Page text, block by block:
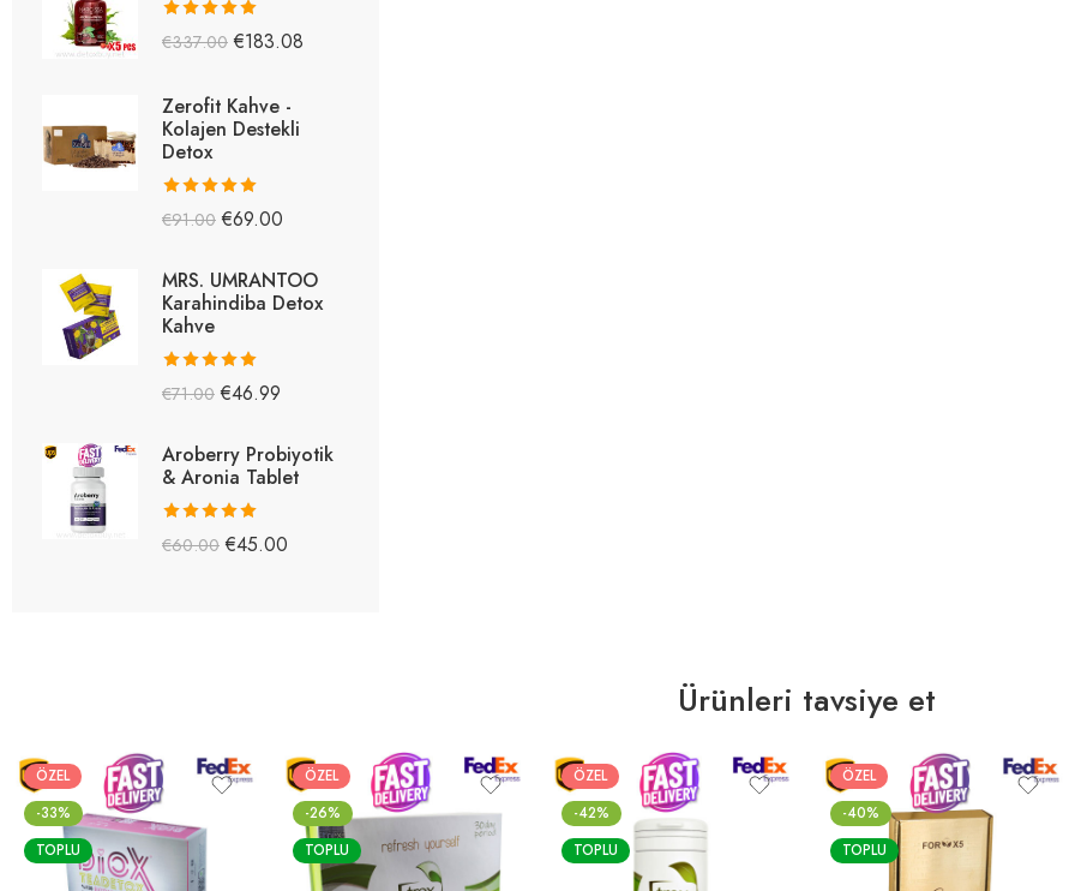
5 üzerinden
€337.00 €183.08
Zerofit Kahve -
Kolajen Destekli
Detox
5 üzerinden
€91.00 €69.00
MRS. UMRANTOO
Karahindiba Detox
Kahve
5 üzerinden
€71.00 €46.99
Aroberry Probiyotik
& Aronia Tablet
5 üzerinden
€60.00 €45.00
Ürünleri tavsiye et
ÖZEL
-33%
TOPLU
ÖZEL
-26%
TOPLU
ÖZEL
-42%
TOPLU
ÖZEL
-40%
TOPLU